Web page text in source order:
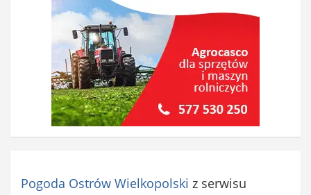
Pogoda Ostrów Wielkopolski z serwisu